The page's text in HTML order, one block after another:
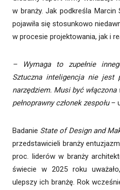
w branży. Jak podkreśla
pojawiła się stosunkowo
w procesie projektowania, jak i
– Wymaga to zupełnie
Sztuczna inteligencja nie jest
narzędziem. Musi być
pełnoprawny członek zespołu–
Badanie State of Design and
przedstawicieli branży
proc. liderów w branży
świecie w 2025 roku
ulepszy ich branżę. Rok